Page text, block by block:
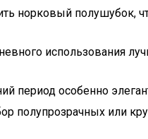
норковый полушубок,
использования
период особенно
полупрозрачных или